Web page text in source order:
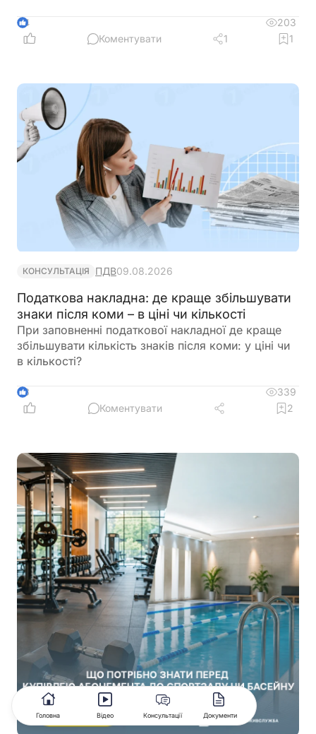
податкову та відкоригувати зарплатну звітність? І
чи повинен він повернути виплачену йому
4
203
Коментувати
1 1
КОНСУЛЬТАЦІЯ ПДВ09.08.2026
Податкова накладна: де краще збільшувати
знаки після коми – в ціні чи кількості
При заповненні податкової накладної де краще
збільшувати кількість знаків після коми: у ціні чи
в кількості?
3
339
Коментувати
2
Головна Відео Консультації Документи